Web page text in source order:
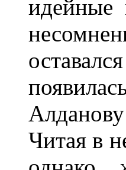
идейные
Читая в